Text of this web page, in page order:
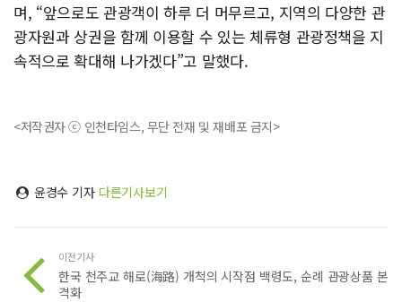
며, “앞으로도 관광객이 하루 더 머무르고, 지역의 다양한 관
광자원과 상권을 함께 이용할 수 있는 체류형 관광정책을 지
속적으로 확대해 나가겠다”고 말했다.
<저작권자 ⓒ 인천타임스, 무단 전재 및 재배포 금지>
윤경수 기자 다른기사보기
이전기사
한국 천주교 해로(海路) 개척의 시작점 백령도, 순례 관광상품 본
격화